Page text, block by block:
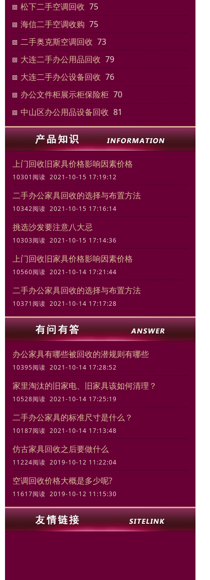
松下二手空调回收 75
海信二手空调收购 75
二手奥克斯空调回收 73
大连二手办公用品回收 79
大连二手办公设备回收 76
办公文件柜展示柜保险柜 70
中山区办公用品设备回收 81
上门回收旧家具价格影响因素价格
10301阅读 2021-10-15 17:19:12
二手办公家具回收的选择与布置方法
10342阅读 2021-10-15 17:16:14
挑选沙发要注意八大忌
10303阅读 2021-10-15 17:14:36
上门回收旧家具价格影响因素价格
10560阅读 2021-10-14 17:21:44
二手办公家具回收的选择与布置方法
10371阅读 2021-10-14 17:17:28
办公家具有哪些被回收的潜规则有哪些
10395阅读 2021-10-14 17:28:52
家里淘汰的旧家电、旧家具该如何清理？
10528阅读 2021-10-14 17:25:19
二手办公家具的标准尺寸是什么？
10187阅读 2021-10-14 17:13:48
仿古家具回收之后要做什么
11224阅读 2019-10-12 11:22:04
空调回收价格大概是多少呢?
11617阅读 2019-10-12 11:15:30